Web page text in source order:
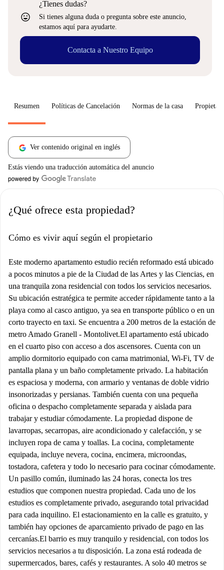
sentiment_very_satisfied
¿Tienes dudas?
Si tienes alguna duda o pregunta sobre este anuncio,
estamos aquí para ayudarte.
Contacta a Nuestro Equipo
Resumen Políticas de Cancelación Normas de la casa
Ver contenido original en inglés
Estás viendo una traducción automática del anuncio
¿Qué ofrece esta propiedad?
Cómo es vivir aquí según el propietario
Este moderno apartamento estudio recién reformado está ubicado
a pocos minutos a pie de la Ciudad de las Artes y las Ciencias, en
una tranquila zona residencial con todos los servicios necesarios.
Su ubicación estratégica te permite acceder rápidamente tanto a la
playa como al casco antiguo, ya sea en transporte público o en un
corto trayecto en taxi. Se encuentra a 200 metros de la estación de
metro Amado Granell - Montolivet. ​ El apartamento está ubicado
en el cuarto piso con acceso a dos ascensores. Cuenta con un
amplio dormitorio equipado con cama matrimonial, Wi-Fi, TV de
pantalla plana y un baño completamente privado. La habitación
es espaciosa y moderna, con armario y ventanas de doble vidrio
insonorizadas y persianas. También cuenta con una pequeña
oficina o despacho completamente separada y aislada para
trabajar y estudiar cómodamente. La propiedad dispone de
lavarropas, secarropas, aire acondicionado y calefacción, y se
incluyen ropa de cama y toallas. La cocina, completamente
equipada, incluye nevera, cocina, encimera, microondas,
tostadora, cafetera y todo lo necesario para cocinar cómodamente. ​
Un pasillo común, iluminado las 24 horas, conecta los tres
estudios que componen nuestra propiedad. Cada uno de los
estudios es completamente privado, asegurando total privacidad
para cada inquilino. El estacionamiento en la calle es gratuito, y
también hay opciones de aparcamiento privado de pago en las
cercanías. ​ El barrio es muy tranquilo y residencial, con todos los
servicios necesarios a tu disposición. La zona está rodeada de
supermercados, bares, cafés y restaurantes. A solo 40 metros se